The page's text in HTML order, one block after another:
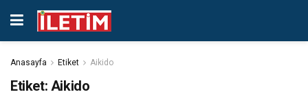
Anasayfa Etiket Aikido
Etiket: Aikido